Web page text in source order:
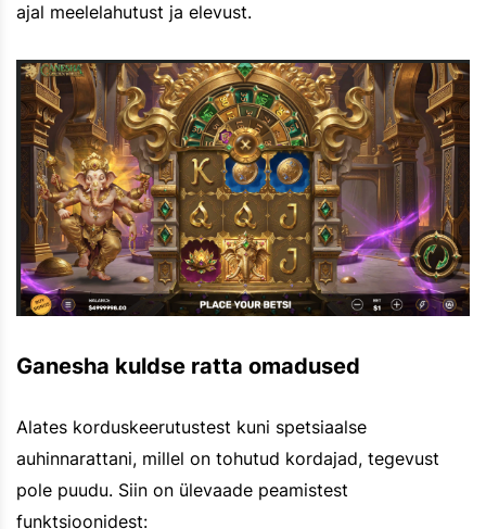
ajal meelelahutust ja elevust.
Ganesha kuldse ratta omadused
Alates korduskeerutustest kuni spetsiaalse
auhinnarattani, millel on tohutud kordajad, tegevust
pole puudu. Siin on ülevaade peamistest
funktsioonidest: